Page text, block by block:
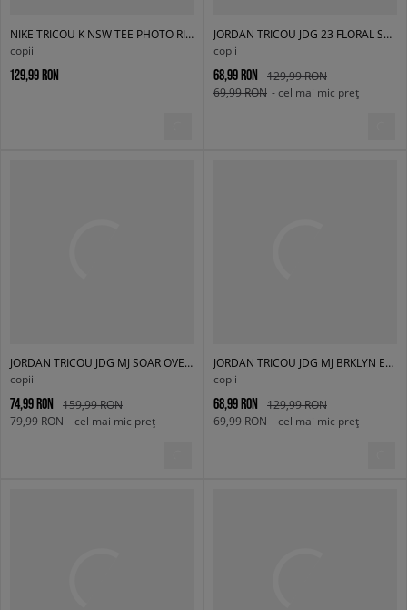
NIKE TRICOU K NSW TEE PHOTO RISE BOY
copii
129,99 RON
JORDAN TRICOU JDG 23 FLORAL SS TEE GIRL
copii
68,99 RON
129,99 RON
69,99 RON - cel mai mic preț
JORDAN TRICOU JDG MJ SOAR OVERSIZED TEE GIRL
copii
74,99 RON
159,99 RON
79,99 RON - cel mai mic preț
JORDAN TRICOU JDG MJ BRKLYN ESSENTIALS SS TE GIRL
copii
68,99 RON
129,99 RON
69,99 RON - cel mai mic preț